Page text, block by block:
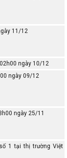
11/12
ngày 10/12
ngày 09/12
ngày 25/11
1 tại thị trường Việt